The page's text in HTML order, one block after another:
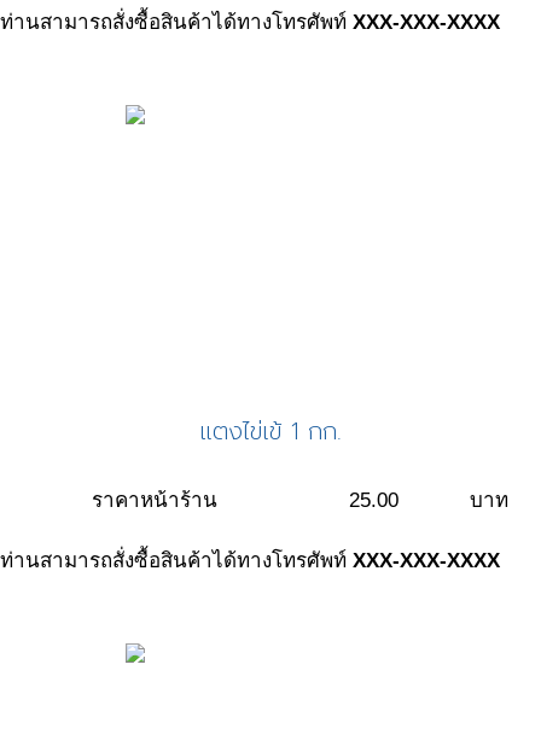
ท่านสามารถสั่งซื้อสินค้าได้ทางโทรศัพท์ XXX-XXX-XXXX
แตงไข่เข้ 1 กก.
ราคาหน้าร้าน 25.00 บาท
ท่านสามารถสั่งซื้อสินค้าได้ทางโทรศัพท์ XXX-XXX-XXXX